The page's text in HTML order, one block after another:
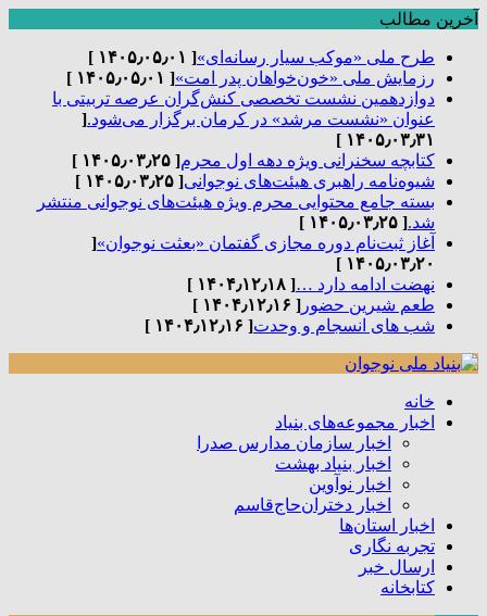
آخرین مطالب
طرح ملی «موکب سیار رسانه‌ای»[ ۱۴۰۵٫۰۵٫۰۱ ]
رزمایش ملی «خون‌خواهان پدر امت»[ ۱۴۰۵٫۰۵٫۰۱ ]
دوازدهمین نشست تخصصی کنش‌گران عرصه تربیتی با
عنوان «نشست مرشد» در کرمان برگزار می‌شود.[
۱۴۰۵٫۰۳٫۳۱ ]
کتابچه سخنرانی ویژه دهه اول محرم[ ۱۴۰۵٫۰۳٫۲۵ ]
شیوه‌نامه راهبری هیئت‌های نوجوانی[ ۱۴۰۵٫۰۳٫۲۵ ]
بسته جامع محتوایی محرم ویژه هیئت‌های نوجوانی منتشر
شد.[ ۱۴۰۵٫۰۳٫۲۵ ]
آغاز ثبت‌نام دوره مجازی گفتمان «بعثت نوجوان»[
۱۴۰۵٫۰۳٫۲۰ ]
نهضت ادامه دارد …[ ۱۴۰۴٫۱۲٫۱۸ ]
طعم شیرین حضور [ ۱۴۰۴٫۱۲٫۱۶ ]
شب های انسجام و وحدت[ ۱۴۰۴٫۱۲٫۱۶ ]
خانه
اخبار مجموعه‌های بنیاد
اخبار سازمان مدارس صدرا
اخبار بنیاد بهشت
اخبار نوآوین
اخبار دختران‌حاج‌قاسم
اخبار استان‌ها
تجربه نگاری
ارسال خبر
کتابخانه